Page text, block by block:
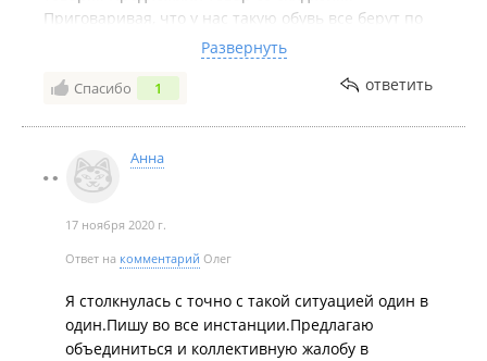
Приговаривая, что у нас такую обувь все берут по
несколько пар.... Через 4 дня.... Обувь просто
расползлась.... Естественно, увидев чек, На котором
мелким шрифтом написано, что обувь хранилась
расписался....понял, что меня просто кинули.
Написал претензию, но тишина....хотя обещали
ситуацией? Может стоит наказать
недобросовестных продавцов.... Очень печально,
Развернуть
Спасибо 1 ответить
Анна
17 ноября 2020 г.
Ответ на комментарий Олег
Я столкнулась с точно с такой ситуацией один в
один.Пишу во все инстанции.Предлагаю
объединиться и коллективную жалобу в